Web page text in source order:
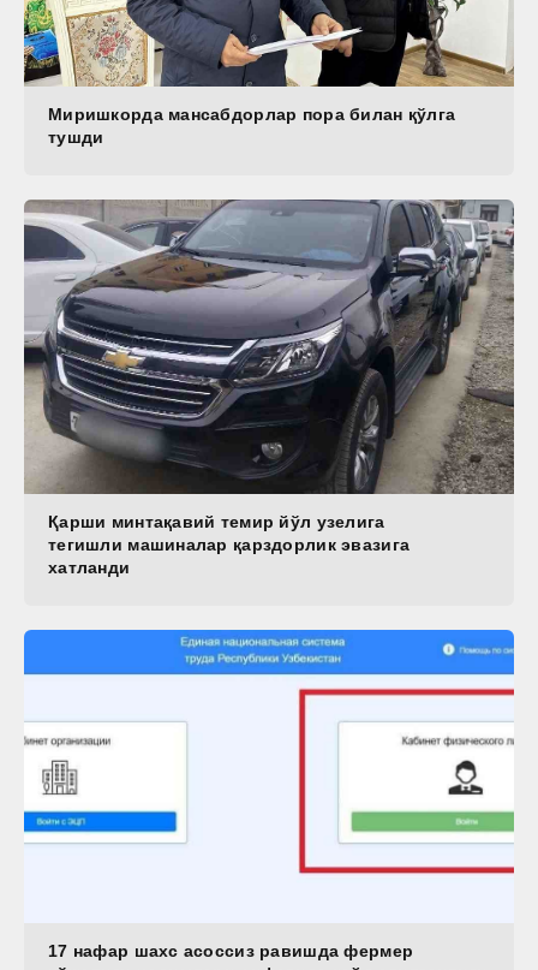
Миришкорда мансабдорлар пора билан қўлга
тушди
Қарши минтақавий темир йўл узелига
тегишли машиналар қарздорлик эвазига
хатланди
17 нафар шахс асоссиз равишда фермер